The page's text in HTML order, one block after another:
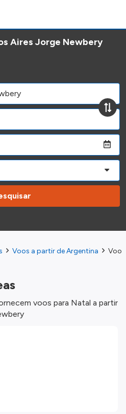
Aires Jorge Newbery
Voos a partir de Argentina
voos para Natal a partir